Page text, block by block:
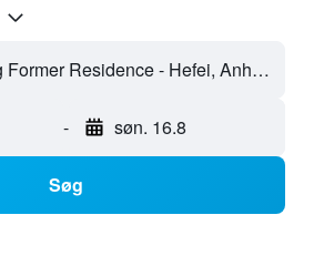
Li Hongzhang Former Residence - Hefei, Anhui, Kina
- søn. 16.8
Søg